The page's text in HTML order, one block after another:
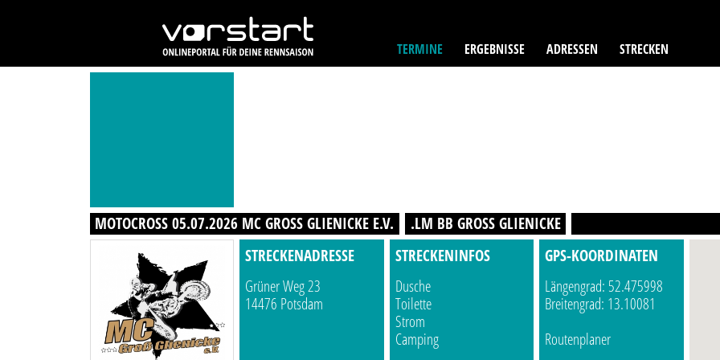
TERMINE ERGEBNISSE ADRESSEN STRECKEN
MOTOCROSS 05.07.2026 MC GROSS GLIENICKE E.V. .LM BB GROSS GLIENICKE
STRECKENADRESSE
Grüner Weg 23
14476 Potsdam
STRECKENINFOS
Dusche
Toilette
Strom
Camping
GPS-KOORDINATEN
Längengrad: 52.475998
Breitengrad: 13.10081
Routenplaner